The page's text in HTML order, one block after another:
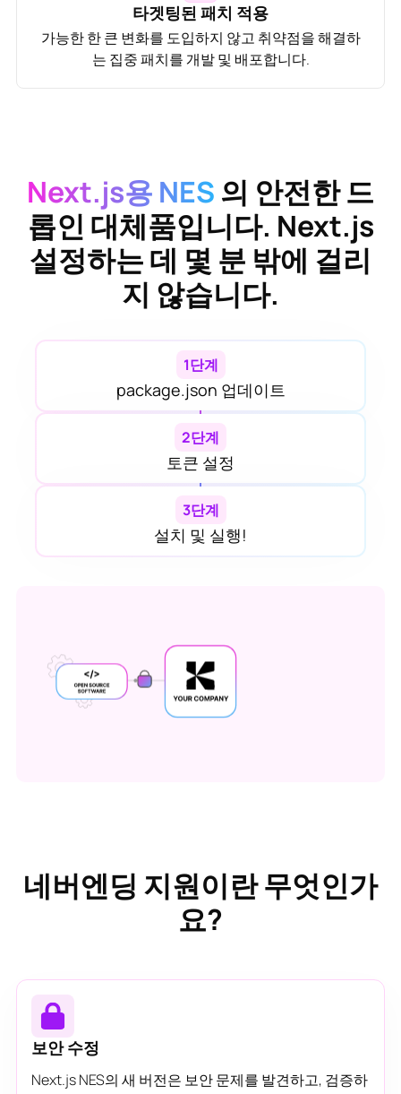
타겟팅된 패치 적용
가능한 한 큰 변화를 도입하지 않고 취약점을 해결하
는 집중 패치를 개발 및 배포합니다.
Next.js용 NES 의 안전한 드
롭인 대체품입니다. Next.js
설정하는 데 몇 분 밖에 걸리
지 않습니다.
1단계
package.json 업데이트
2단계
토큰 설정
3단계
설치 및 실행!
네버엔딩 지원이란 무엇인가
요?
보안 수정
Next.js NES의 새 버전은 보안 문제를 발견하고, 검증하